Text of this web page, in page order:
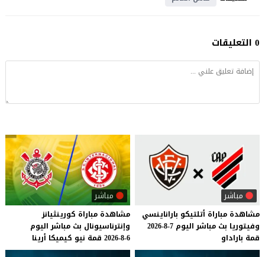
0 التعليقات
مباشر
مشاهدة مباراة أتلتيكو باراناينسي
وفيتوريا بث مباشر اليوم 7-8-2026
قمة باراداو
مباشر
مشاهدة مباراة كورينثيانز
وإنترناسيونال بث مباشر اليوم
6-8-2026
قمة نيو كيميكا أرينا